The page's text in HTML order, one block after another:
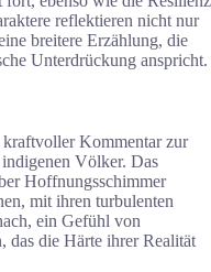
reflektieren nicht nur
breitere Erzählung, die
Unterdrückung anspricht.
kraftvoller Kommentar zur
Völker. Das
Hoffnungsschimmer
mit ihren turbulenten
ein Gefühl von
das die Härte ihrer Realität